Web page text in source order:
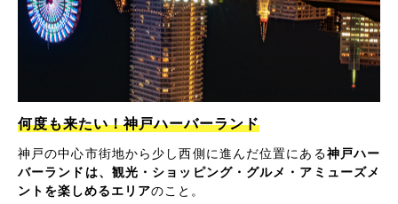
何度も来たい！神戸ハーバーランド
神戸の中心市街地から少し西側に進んだ位置にある神戸ハー
バーランドは、観光・ショッピング・グルメ・アミューズメ
ントを楽しめるエリアのこと。